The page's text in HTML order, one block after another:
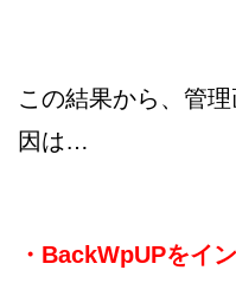
この結果から、管
因は…
・BackWpUPをイ